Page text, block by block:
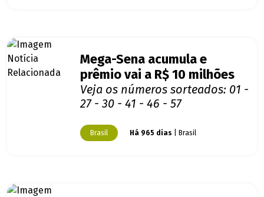
Mega-Sena acumula e
prêmio vai a R$ 10 milhões
Veja os números sorteados: 01 -
27 - 30 - 41 - 46 - 57
Brasil Há 965 dias | Brasil